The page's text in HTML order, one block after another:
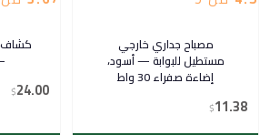
مصباح جداري خارجي
مستطيل للبوابة — أسود،
إضاءة صفراء 30 واط
$11.38
$24.00